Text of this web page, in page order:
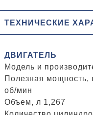
ТЕХНИЧЕСКИЕ
ДВИГАТЕЛЬ
Модель и
Полезная мощность,
об/мин
Объем, л 1,267